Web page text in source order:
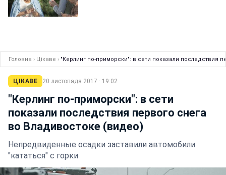
Головна › Цікаве › "Керлинг по-приморски": в сети показали последствия
ЦІКАВЕ 20 листопада 2017 · 19:02
"Керлинг по-приморски": в сети
показали последствия первого снега
во Владивостоке (видео)
Непредвиденные осадки заставили автомобили
"кататься" с горки